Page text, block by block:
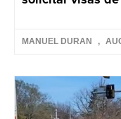
MANUEL DURAN